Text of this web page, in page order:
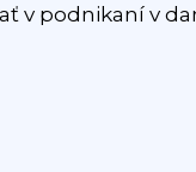
v podnikaní v